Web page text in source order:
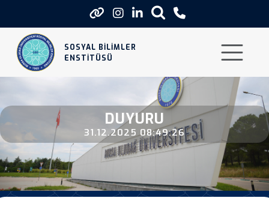
SOSYAL BİLİMLER
ENSTİTÜSÜ
Lisansustu Kontenjanlar Ve
DUYURU
31.12.2025 08:49:26